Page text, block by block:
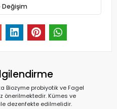
Değişim
Biozyme probiyotik ve Fagel
önerilmektedir. Kümes ve
dezenfekte edilmelidir.